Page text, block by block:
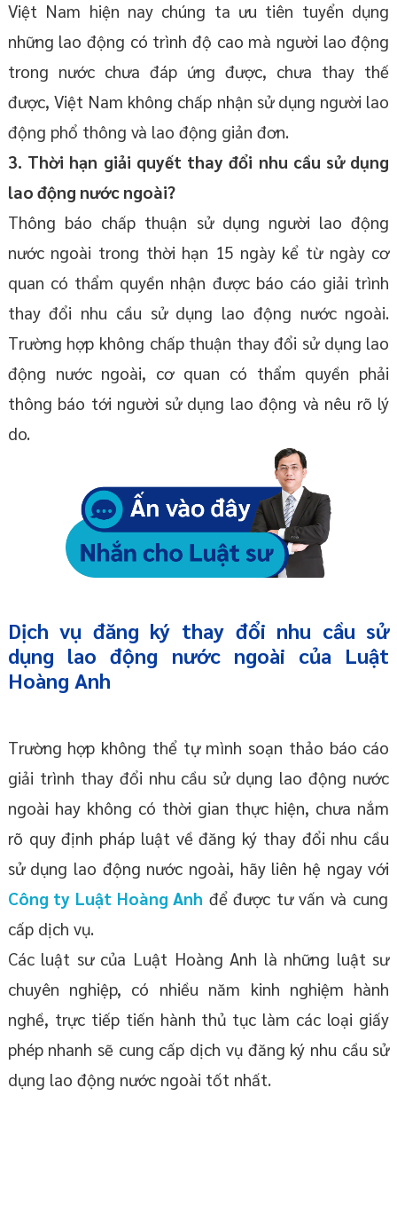
Việt Nam hiện nay chúng ta ưu tiên tuyển dụng
những lao động có trình độ cao mà người lao động
trong nước chưa đáp ứng được, chưa thay thế
được, Việt Nam không chấp nhận sử dụng người lao
động phổ thông và lao động giản đơn.
3. Thời hạn giải quyết thay đổi nhu cầu sử dụng
lao động nước ngoài?
Thông báo chấp thuận sử dụng người lao động
nước ngoài trong thời hạn 15 ngày kể từ ngày cơ
quan có thẩm quyền nhận được báo cáo giải trình
thay đổi nhu cầu sử dụng lao động nước ngoài.
Trường hợp không chấp thuận thay đổi sử dụng lao
động nước ngoài, cơ quan có thẩm quyền phải
thông báo tới người sử dụng lao động và nêu rõ lý
do.
Dịch vụ đăng ký thay đổi nhu cầu sử
dụng lao động nước ngoài của Luật
Hoàng Anh
Trường hợp không thể tự mình soạn thảo báo cáo
giải trình thay đổi nhu cầu sử dụng lao động nước
ngoài hay không có thời gian thực hiện, chưa nắm
rõ quy định pháp luật về đăng ký thay đổi nhu cầu
sử dụng lao động nước ngoài, hãy liên hệ ngay với
Công ty Luật Hoàng Anh để được tư vấn và cung
cấp dịch vụ.
Các luật sư của Luật Hoàng Anh là những luật sư
chuyên nghiệp, có nhiều năm kinh nghiệm hành
nghề, trực tiếp tiến hành thủ tục làm các loại giấy
phép nhanh sẽ cung cấp dịch vụ đăng ký nhu cầu sử
dụng lao động nước ngoài tốt nhất.